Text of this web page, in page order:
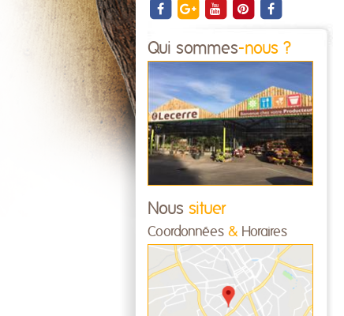
Qui sommes-nous ?
Nous situer
Coordonnées & Horaires